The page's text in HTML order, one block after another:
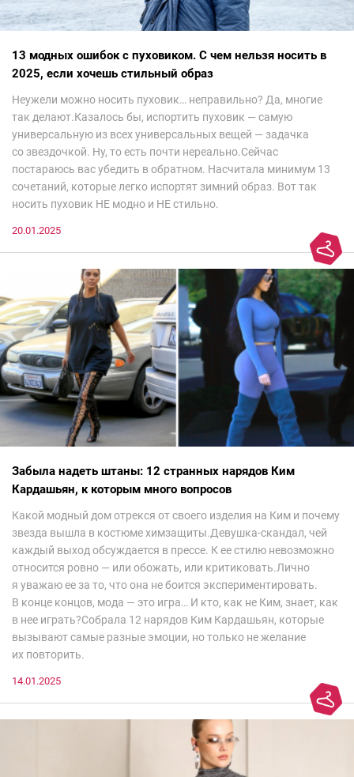
13 модных ошибок с пуховиком. С чем нельзя носить в
2025, если хочешь стильный образ
Неужели можно носить пуховик… неправильно? Да, многие
так делают.Казалось бы, испортить пуховик — самую
универсальную из всех универсальных вещей — задачка
со звездочкой. Ну, то есть почти нереально.Сейчас
постараюсь вас убедить в обратном. Насчитала минимум 13
сочетаний, которые легко испортят зимний образ. Вот так
носить пуховик НЕ модно и НЕ стильно.
20.01.2025
Забыла надеть штаны: 12 странных нарядов Ким
Кардашьян, к которым много вопросов
Какой модный дом отрекся от своего изделия на Ким и почему
звезда вышла в костюме химзащиты.Девушка-скандал, чей
каждый выход обсуждается в прессе. К ее стилю невозможно
относится ровно — или обожать, или критиковать.Лично
я уважаю ее за то, что она не боится экспериментировать.
В конце концов, мода — это игра… И кто, как не Ким, знает, как
в нее играть?Собрала 12 нарядов Ким Кардашьян, которые
вызывают самые разные эмоции, но только не желание
их повторить.
14.01.2025